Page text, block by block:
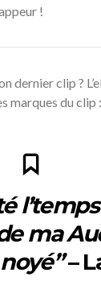
!
dernier clip ?
marques du clip :
ma
–